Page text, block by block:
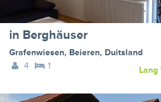
in Berghäuser
Grafenwiesen, Beieren, Duitsland
4
1 Lang